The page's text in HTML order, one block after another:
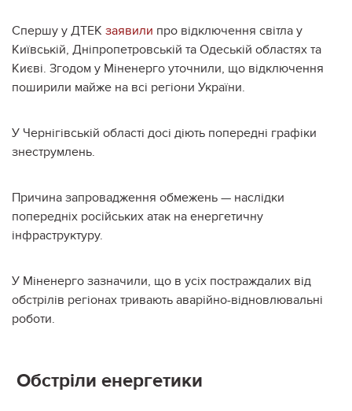
Спершу у ДТЕК заявили про відключення світла у
Київській, Дніпропетровській та Одеській областях та
Києві. Згодом у Міненерго уточнили, що відключення
поширили майже на всі регіони України.
У Чернігівській області досі діють попередні графіки
знеструмлень.
Причина запровадження обмежень — наслідки
попередніх російських атак на енергетичну
інфраструктуру.
У Міненерго зазначили, що в усіх постраждалих від
обстрілів регіонах тривають аварійно-відновлювальні
роботи.
Обстріли енергетики